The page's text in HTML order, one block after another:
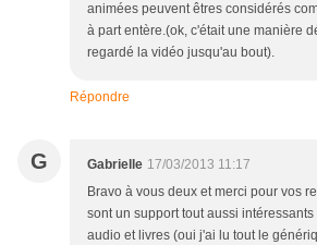
animées peuvent êtres considérés
à part entère.(ok, c'était une manière
regardé la vidéo jusqu'au bout).
Répondre
G Gabrielle 17/03/2013 11:17
Bravo à vous deux et merci pour vos
sont un support tout aussi
audio et livres (oui j'ai lu tout le